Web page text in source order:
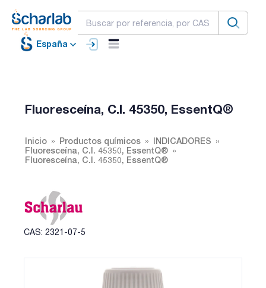
España
Fluoresceína, C.I. 45350, EssentQ®
Inicio Productos químicos
INDICADORES
Fluoresceína, C.I. 45350, EssentQ®
Fluoresceína, C.I. 45350, EssentQ®
CAS: 2321-07-5